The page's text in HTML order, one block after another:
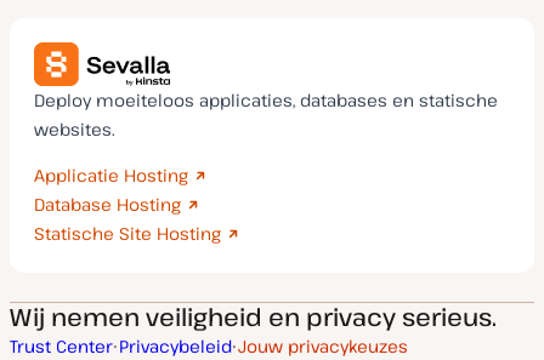
Deploy moeiteloos applicaties, databases en statische
websites.
Applicatie Hosting
Database Hosting
Statische Site Hosting
Wij nemen veiligheid en privacy serieus.
Trust Center Privacybeleid Jouw privacykeuzes